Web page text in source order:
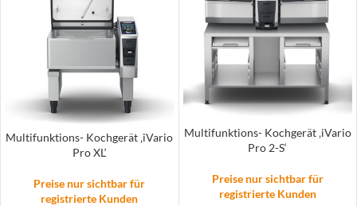
Multifunktions- Kochgerät ‚iVario
Pro XL‘
Preise nur sichtbar für
registrierte Kunden
Multifunktions- Kochgerät ‚iVario
Pro 2-S‘
Preise nur sichtbar für
registrierte Kunden